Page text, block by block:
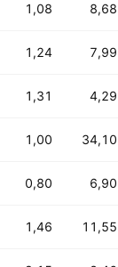
1,08 8,68
1,24 7,99
1,31 4,29
1,00 34,10
0,80 6,90
1,46 11,55